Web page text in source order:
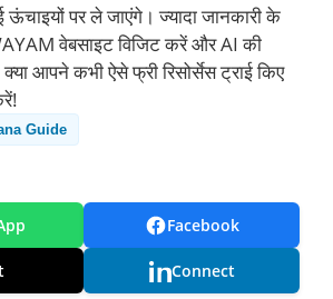
पर ले जाएंगे। ज्यादा जानकारी के
वेबसाइट विजिट करें और AI की
आपने कभी ऐसे फ्री रिसोर्सेस ट्राई किए
Guide
Facebook
Connect